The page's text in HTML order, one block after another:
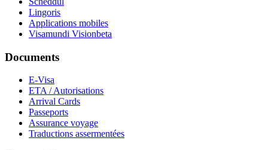
Lingoris
Applications mobiles
Visamundi Visionbeta
Documents
E-Visa
ETA / Autorisations
Arrival Cards
Passeports
Assurance voyage
Traductions assermentées